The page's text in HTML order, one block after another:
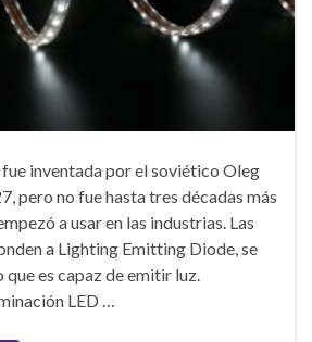
inventada por el soviético Oleg
pero no fue hasta tres décadas más
a usar en las industrias. Las
a Lighting Emitting Diode, se
que es capaz de emitir luz.
LED …